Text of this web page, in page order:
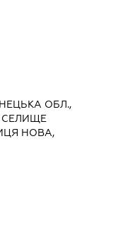
ОБЛ.,
СЕЛИЩЕ
НОВА,